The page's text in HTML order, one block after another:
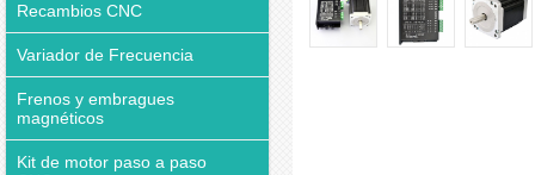
Recambios CNC
Variador de Frecuencia
Frenos y embragues
magnéticos
Kit de motor paso a paso